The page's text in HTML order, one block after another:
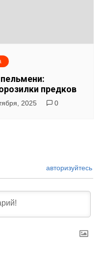
предков
2025 0
авторизуйтесь